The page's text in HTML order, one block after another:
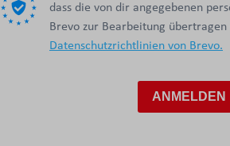
dass die von dir angegebenen
Brevo zur Bearbeitung
Datenschutzrichtlinien von Brevo.
ANMELDEN